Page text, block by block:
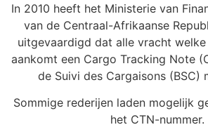
In 2010 heeft het Ministerie van
van de Centraal-Afrikaanse
uitgevaardigd dat alle vracht welke
aankomt een Cargo Tracking Note
de Suivi des Cargaisons (BSC)
Sommige rederijen laden mogelijk
het CTN-nummer.